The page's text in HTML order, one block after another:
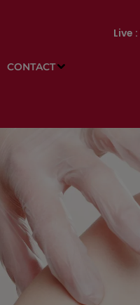
CONTACT
Live :